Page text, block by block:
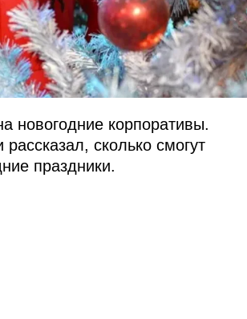
новогодние корпоративы.
сколько смогут
праздники.